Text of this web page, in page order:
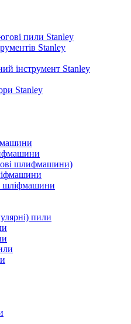
пили Stanley
Stanley
інструмент Stanley
Stanley
машини
шлифмашини)
шліфмашини
пили